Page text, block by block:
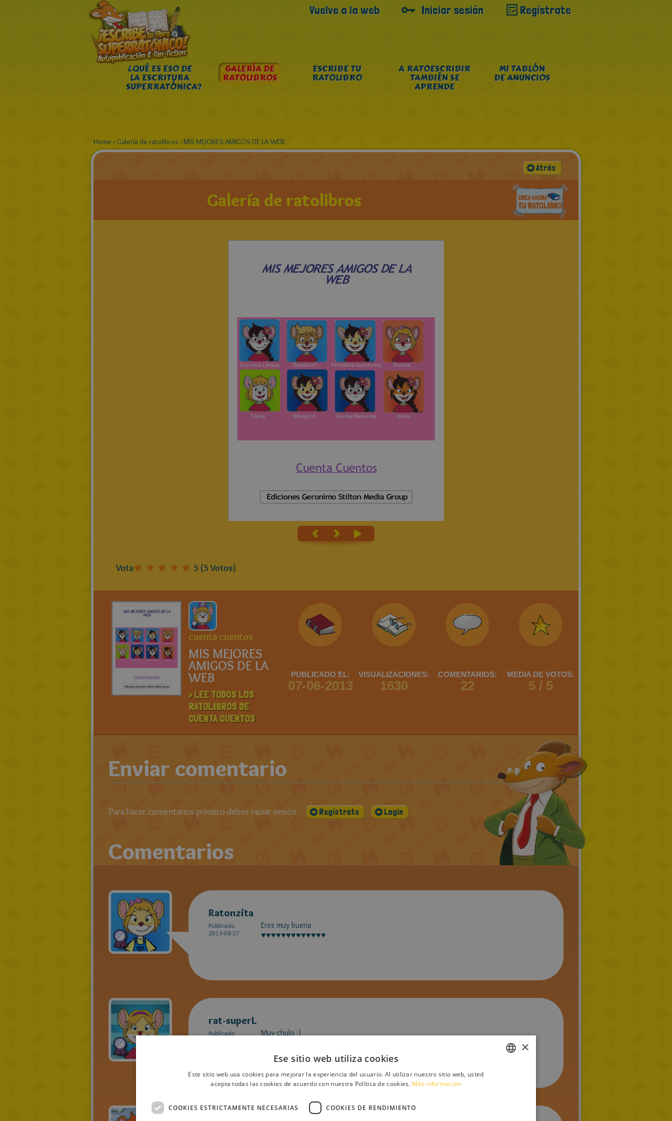
Vuelve a la web Iniciar sesión Regístrate
¿QUÉ ES ESO DE
LA ESCRITURA
SUPERRATÓNICA?
GALERÍA DE
RATOLIBROS
ESCRIBE TU
RATOLIBRO
A RATOESCRIBIR
TAMBIÉN SE
APRENDE
MI TABLÓN
DE ANUNCIOS
Home › Galería de ratolibros ›MIS MEJORES AMIGOS DE LA WEB
Galería de ratolibros
Atrás
Vota 5 (5Votos)
cuenta cuentos
MIS MEJORES
AMIGOS DE LA
WEB
> LEE TODOS LOS
RATOLIBROS DE
CUENTA CUENTOS
PUBLICADO EL:
07-06-2013
VISUALIZACIONES:
1630
COMENTARIOS:
22
MEDIA DE VOTOS:
5 / 5
Enviar comentario
Para hacer comentarios primero debes iniciar sesión Regístrate Login
Comentarios
Ratonzita
Publicado
2013-08-27
Eres muy buena
♥♥♥♥♥♥♥♥♥♥♥♥♥
rat-superL
Publicado
Muy chulo :)
×
Ese sitio web utiliza cookies
Este sitio web usa cookies para mejorar la experiencia del usuario. Al utilizar nuestro sitio web, usted
acepta todas las cookies de acuerdo con nuestra Política de cookies. Más información
COOKIES ESTRICTAMENTE NECESARIAS COOKIES DE RENDIMIENTO